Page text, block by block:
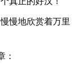
慢地欣赏着万里
：